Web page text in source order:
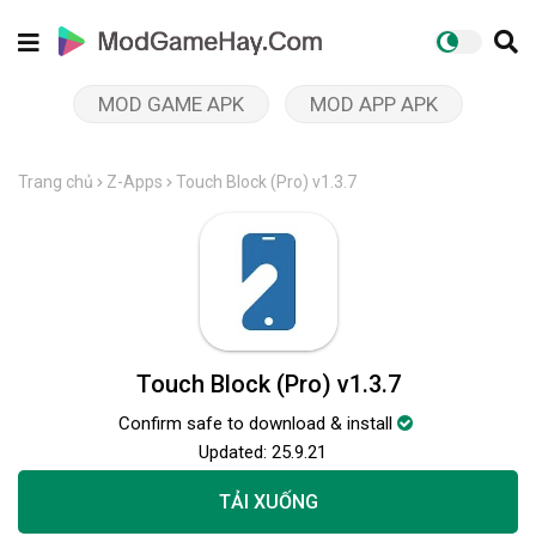
MOD GAME APK MOD APP APK
Trang chủ Z-Apps Touch Block (Pro) v1.3.7
Touch Block (Pro) v1.3.7
Confirm safe to download & install
Updated: 25.9.21
TẢI XUỐNG